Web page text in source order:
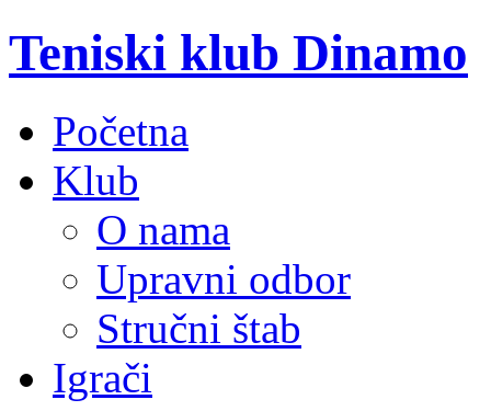
Teniski klub Dinamo
Početna
Klub
O nama
Upravni odbor
Stručni štab
Igrači